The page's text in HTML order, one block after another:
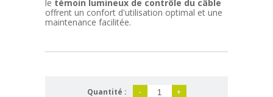
le témoin lumineux de contrôle du câble
offrent un confort d'utilisation optimal et une
maintenance facilitée.
Quantité : - +